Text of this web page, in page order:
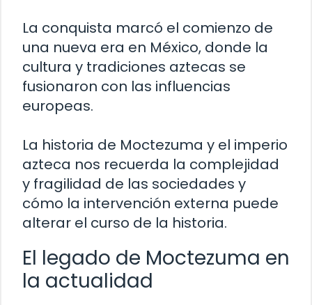
La conquista marcó el comienzo de
una nueva era en México, donde la
cultura y tradiciones aztecas se
fusionaron con las influencias
europeas.
La historia de Moctezuma y el imperio
azteca nos recuerda la complejidad
y fragilidad de las sociedades y
cómo la intervención externa puede
alterar el curso de la historia.
El legado de Moctezuma en
la actualidad